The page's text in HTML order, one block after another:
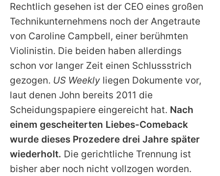
Rechtlich gesehen ist der CEO eines großen
Technikunternehmens noch der Angetraute
von Caroline Campbell, einer berühmten
Violinistin. Die beiden haben allerdings
schon vor langer Zeit einen Schlussstrich
gezogen. US Weekly liegen Dokumente vor,
laut denen John bereits 2011 die
Scheidungspapiere eingereicht hat. Nach
einem gescheiterten Liebes-Comeback
wurde dieses Prozedere drei Jahre später
wiederholt. Die gerichtliche Trennung ist
bisher aber noch nicht vollzogen worden.